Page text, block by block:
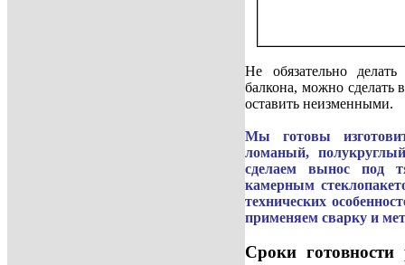
Не обязательно
балкона, можно сделать
оставить неизменными.
Мы готовы
ломаный,
сделаем вынос под
камерным
технических
применяем сварку и
Сроки